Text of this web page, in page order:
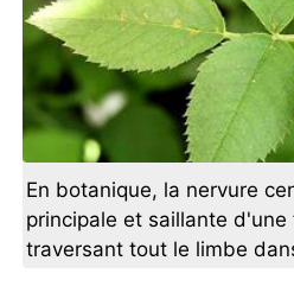
En botanique, la nervure
principale et saillante
traversant tout le limbe